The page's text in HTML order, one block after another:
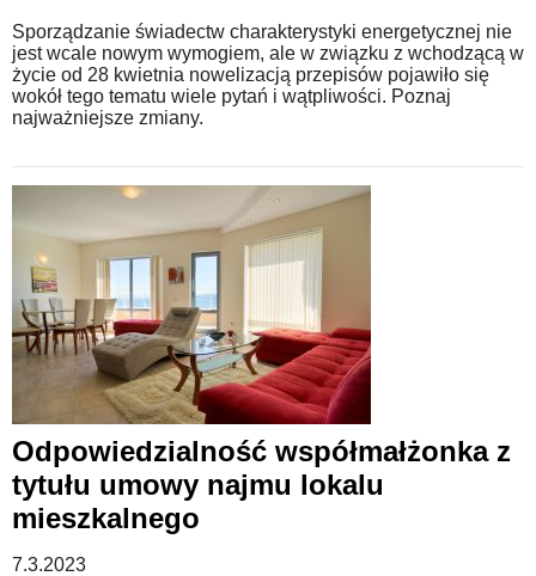
Sporządzanie świadectw charakterystyki energetycznej nie
jest wcale nowym wymogiem, ale w związku z wchodzącą w
życie od 28 kwietnia nowelizacją przepisów pojawiło się
wokół tego tematu wiele pytań i wątpliwości. Poznaj
najważniejsze zmiany.
Odpowiedzialność współmałżonka z
tytułu umowy najmu lokalu
mieszkalnego
7.3.2023